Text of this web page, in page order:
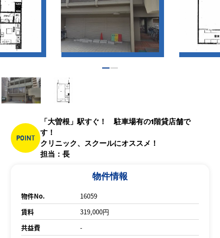
POINT
「大曽根」駅すぐ！ 駐車場有の1階貸店舗で
す！
クリニック、スクールにオススメ！
担当：長
物件情報
物件No.
16059
賃料
319,000円
共益費
-